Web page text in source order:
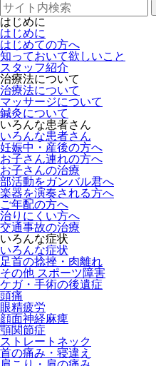
はじめに
はじめに
はじめての方へ
知っておいて欲しいこと
スタッフ紹介
治療法について
治療法について
マッサージについて
鍼灸について
いろんな患者さん
いろんな患者さん
妊娠中・産後の方へ
お子さん連れの方へ
お子さんの治療
部活動をガンバル君へ
楽器を演奏される方へ
ご年配の方へ
治りにくい方へ
交通事故の治療
いろんな症状
いろんな症状
足首の捻挫・肉離れ
その他 スポーツ障害
ケガ・手術の後遺症
頭痛
眼精疲労
顔面神経麻痺
顎関節症
ストレートネック
首の痛み・寝違え